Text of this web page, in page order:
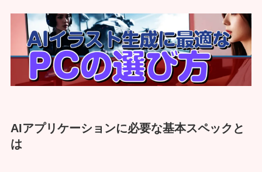
AIアプリケーションに必要な基本スペックと
は